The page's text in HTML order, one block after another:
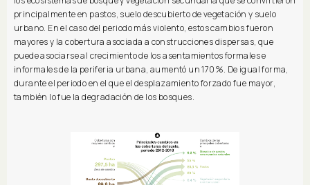
principalmente en pastos, suelo descubierto de vegetación y suelo
urbano. En el caso del periodo más violento, estos cambios fueron
mayores y la cobertura asociada a construcciones dispersas, que
puede asociarse al crecimiento de los asentamientos formales e
informales de la periferia urbana, aumentó un 170%. De igual forma,
durante el periodo en el que el desplazamiento forzado fue mayor,
también lo fue la degradación de los bosques.